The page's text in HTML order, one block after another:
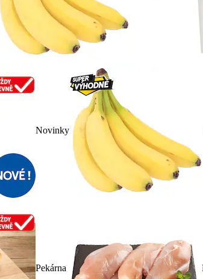
Novinky
Pekárna